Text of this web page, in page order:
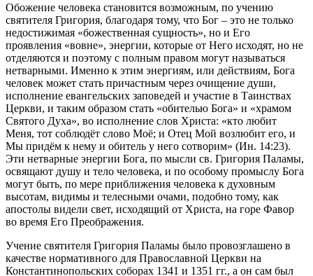
Обожение человека становится возможным, по учению
святителя Григория, благодаря тому, что Бог – это не только
недостижимая «божественная сущность», но и Его
проявления «вовне», энергии, которые от Него исходят, но не
отделяются и поэтому с полным правом могут называться
нетварными. Именно к этим энергиям, или действиям, Бога
человек может стать причастным через очищение души,
исполнение евангельских заповедей и участие в Таинствах
Церкви, и таким образом стать «обителью Бога» и «храмом
Святого Духа», во исполнение слов Христа: «кто любит
Меня, тот соблюдёт слово Моё; и Отец Мой возлюбит его, и
Мы придём к нему и обитель у него сотворим» (Ин. 14:23).
Эти нетварные энергии Бога, по мысли св. Григория Паламы,
освящают душу и тело человека, и по особому промыслу Бога
могут быть, по мере приближения человека к духовным
высотам, видимы и телесными очами, подобно тому, как
апостолы видели свет, исходящий от Христа, на горе Фавор
во время Его Преображения.
Учение святителя Григория Паламы было провозглашено в
качестве нормативного для Православной Церкви на
Константинопольских соборах 1341 и 1351 гг., а он сам был